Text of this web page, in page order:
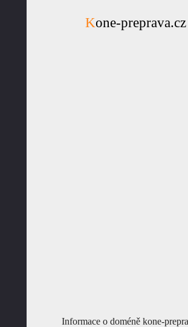
Kone-preprava.cz
Informace o doméně kone-